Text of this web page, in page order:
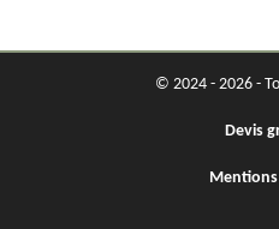
© 2024 - 2026 -
Devis
Mentions